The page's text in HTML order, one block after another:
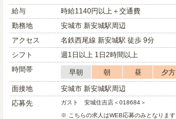
給与
時給1140円以上＋交通費
勤務地
安城市 新安城駅周辺
アクセス
名鉄西尾線 新安城駅 徒歩 9分
シフト
週1日以上 1日2時間以上
時間帯
早朝 朝 昼 夕方
面接地
安城市 新安城駅周辺
応募先
ガスト 安城住吉店＜018684＞
※ こちらの求人はWEB応募のみとなります